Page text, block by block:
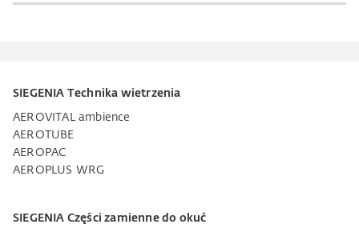
SIEGENIA Technika wietrzenia
AEROVITAL ambience
AEROTUBE
AEROPAC
AEROPLUS WRG
SIEGENIA Części zamienne do okuć